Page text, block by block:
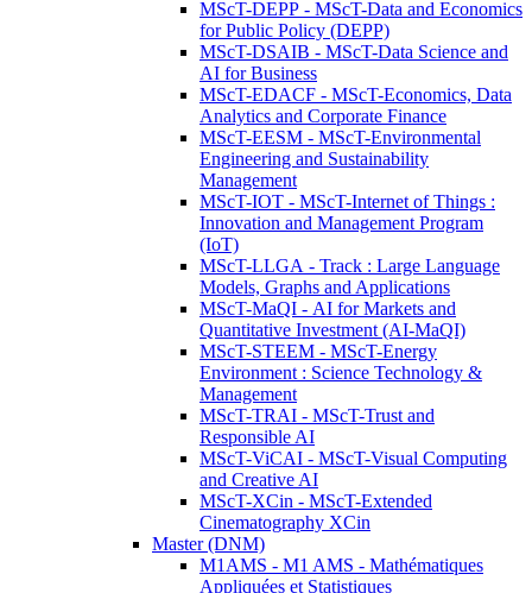
MScT-DEPP - MScT-Data and Economics
for Public Policy (DEPP)
MScT-DSAIB - MScT-Data Science and
AI for Business
MScT-EDACF - MScT-Economics, Data
Analytics and Corporate Finance
MScT-EESM - MScT-Environmental
Engineering and Sustainability
Management
MScT-IOT - MScT-Internet of Things :
Innovation and Management Program
(IoT)
MScT-LLGA - Track : Large Language
Models, Graphs and Applications
MScT-MaQI - AI for Markets and
Quantitative Investment (AI-MaQI)
MScT-STEEM - MScT-Energy
Environment : Science Technology &
Management
MScT-TRAI - MScT-Trust and
Responsible AI
MScT-ViCAI - MScT-Visual Computing
and Creative AI
MScT-XCin - MScT-Extended
Cinematography XCin
Master (DNM)
M1AMS - M1 AMS - Mathématiques
Appliquées et Statistiques